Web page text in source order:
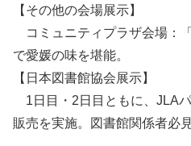
【その他の会場展示】
コミュニティプラザ会場：
で愛媛の味を堪能。
【日本図書館協会展示】
1日目・2日目ともに、JLA
販売を実施。図書館関係者必